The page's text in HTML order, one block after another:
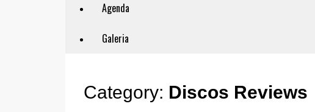
Agenda
Galeria
Category: Discos Reviews